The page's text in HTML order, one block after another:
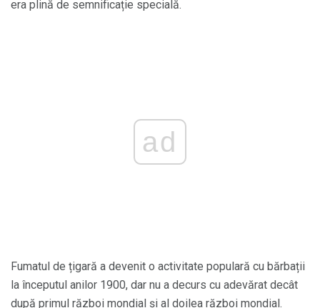
era plină de semnificație specială.
ad
Fumatul de țigară a devenit o activitate populară cu bărbații
la începutul anilor 1900, dar nu a decurs cu adevărat decât
după primul război mondial și al doilea război mondial.